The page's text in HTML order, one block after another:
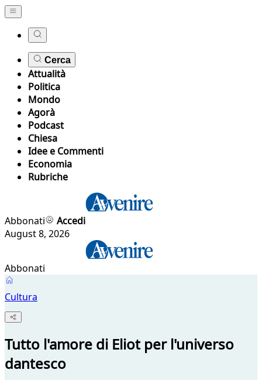
Cerca
Attualità
Politica
Mondo
Agorà
Podcast
Chiesa
Idee e Commenti
Economia
Rubriche
Abbonati
Accedi
August 8, 2026
Abbonati
Cultura
Tutto l'amore di Eliot per l'universo
dantesco